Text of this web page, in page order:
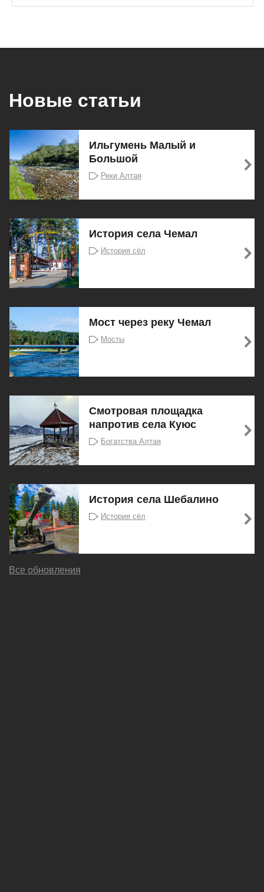
Новые статьи
Ильгумень Малый и
Большой
Реки Алтая
История села Чемал
История сёл
Мост через реку Чемал
Мосты
Смотровая площадка
напротив села Куюс
Богатства Алтая
История села Шебалино
История сёл
Все обновления